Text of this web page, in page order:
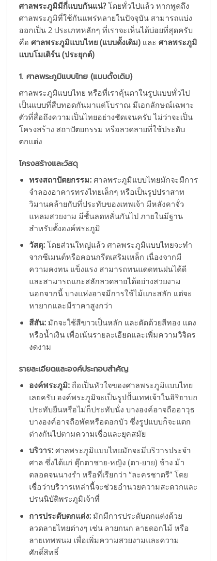
ศาลพระภูมิมีกี่แบบกันแน่?โดยทั่วไปแล้ว หากพูดถึง
ศาลพระภูมิที่ใช้กันแพร่หลายในปัจจุบัน สามารถแบ่ง
ออกเป็น 2 ประเภทหลักๆ ที่เราจะเห็นได้บ่อยที่สุดครับ
คือ ศาลพระภูมิแบบไทย (แบบดั้งเดิม) และ ศาลพระภูมิ
แบบโมเดิร์น (ประยุกต์)
1. ศาลพระภูมิแบบไทย (แบบดั้งเดิม)
ศาลพระภูมิแบบไทย หรือที่เราคุ้นตาในรูปแบบทั่วไป
เป็นแบบที่สืบทอดกันมาแต่โบราณ มีเอกลักษณ์เฉพาะ
ตัวที่สื่อถึงความเป็นไทยอย่างชัดเจนครับ ไม่ว่าจะเป็น
โครงสร้าง สถาปัตยกรรม หรือลวดลายที่ใช้ประดับ
ตกแต่ง
โครงสร้างและวัสดุ
ทรงสถาปัตยกรรม:ศาลพระภูมิแบบไทยมักจะมีการ
จำลองอาคารทรงไทยเล็กๆ หรือเป็นรูปปราสาท
วิมานคล้ายกับที่ประทับของเทพเจ้า มีหลังคาจั่ว
แหลมสวยงาม มีชั้นลดหลั่นกันไป ภายในมีฐาน
สำหรับตั้งองค์พระภูมิ
วัสดุ:โดยส่วนใหญ่แล้ว ศาลพระภูมิแบบไทยจะทำ
จากซีเมนต์หรือคอนกรีตเสริมเหล็ก เนื่องจากมี
ความคงทน แข็งแรง สามารถทนแดดทนฝนได้ดี
และสามารถแกะสลักลวดลายได้อย่างสวยงาม
นอกจากนี้ บางแห่งอาจมีการใช้ไม้แกะสลัก แต่จะ
หายากและมีราคาสูงกว่า
สีสัน:มักจะใช้สีขาวเป็นหลัก และตัดด้วยสีทอง แดง
หรือน้ำเงิน เพื่อเน้นรายละเอียดและเพิ่มความวิจิตร
งดงาม
รายละเอียดและองค์ประกอบสำคัญ
องค์พระภูมิ:ถือเป็นหัวใจของศาลพระภูมิแบบไทย
เลยครับ องค์พระภูมิจะเป็นรูปปั้นเทพเจ้าในอิริยาบถ
ประทับยืนหรือไม่ก็ประทับนั่ง บางองค์อาจถืออาวุธ
บางองค์อาจถือพัดหรือดอกบัว ซึ่งรูปแบบก็จะแตก
ต่างกันไปตามความเชื่อและยุคสมัย
บริวาร:ศาลพระภูมิแบบไทยมักจะมีบริวารประจำ
ศาล ซึ่งได้แก่ ตุ๊กตาชาย-หญิง (ตา-ยาย) ช้าง ม้า
ตลอดจนนางรำ หรือที่เรียกว่า “ละครชาตรี” โดย
เชื่อว่าบริวารเหล่านี้จะช่วยอำนวยความสะดวกและ
ปรนนิบัติพระภูมิเจ้าที่
การประดับตกแต่ง:มักมีการประดับตกแต่งด้วย
ลวดลายไทยต่างๆ เช่น ลายกนก ลายดอกไม้ หรือ
ลายเทพพนม เพื่อเพิ่มความสวยงามและความ
ศักดิ์สิทธิ์